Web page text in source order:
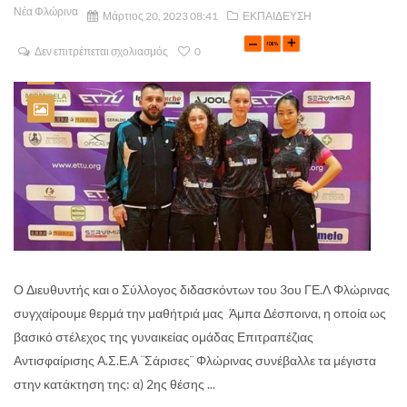
Νέα Φλώρινα Μάρτιος 20, 2023 08:41 ΕΚΠΑΙΔΕΥΣΗ
Δεν επιτρέπεται σχολιασμός 0
Ο Διευθυντής και ο Σύλλογος διδασκόντων του 3ου ΓΕ.Λ Φλώρινας
συγχαίρουμε θερμά την μαθήτριά μας Άμπα Δέσποινα, η οποία ως
βασικό στέλεχος της γυναικείας ομάδας Επιτραπέζιας
Αντισφαίρισης Α.Σ.Ε.Α ¨Σάρισες¨ Φλώρινας συνέβαλλε τα μέγιστα
στην κατάκτηση της: α) 2ης θέσης ...